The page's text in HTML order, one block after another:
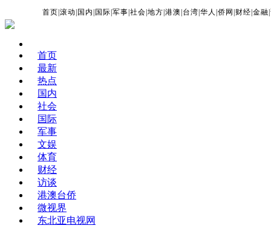
首页 |滚动 国内 国际 |军事 |社会 |地方 |港澳 台湾 |华人 |侨网 财经 |金融 |
首页
最新
热点
国内
社会
国际
军事
文娱
体育
财经
访谈
港澳台侨
微视界
东北亚电视网